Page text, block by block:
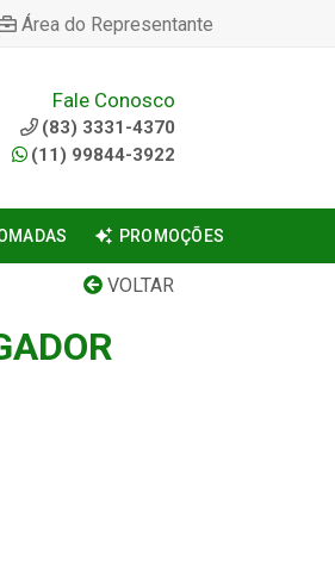
Área do Representante
Fale Conosco
(83) 3331-4370
(11) 99844-3922
PROMOÇÕES
VOLTAR